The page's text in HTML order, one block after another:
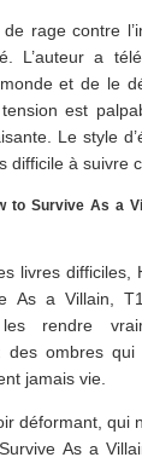
rage contre
L’auteur a
et de le
est
Le style
difficile à suivre
to Survive As a
livres difficiles,
As a Villain,
rendre
des ombres
jamais vie.
déformant, qui
As a